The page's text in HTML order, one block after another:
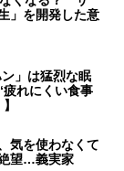
」を開発した意
」は猛烈な眠
れにくい食事
気を使わなくて
望…義実家